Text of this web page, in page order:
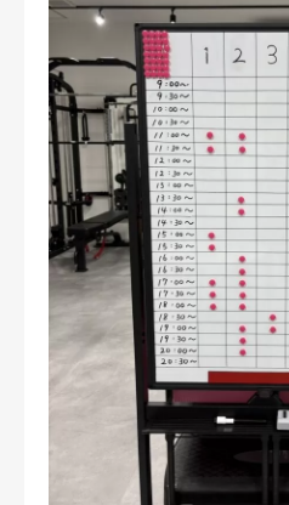
お客様の声
ブログ
店舗情報
お問い合わせ・ご予約
会則等